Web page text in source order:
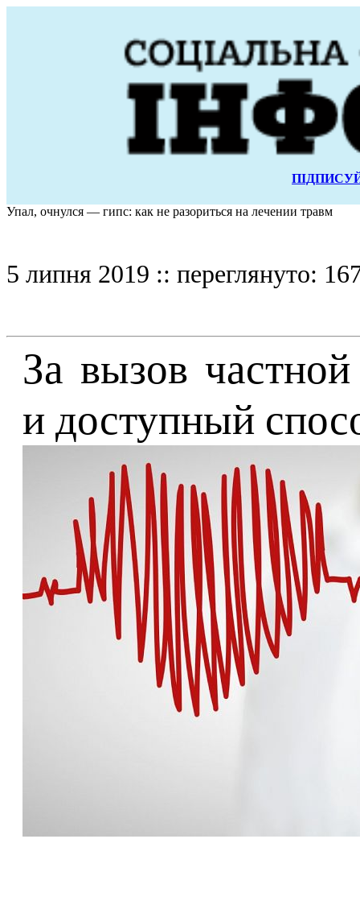
Упал, очнулся — гипс: как не разориться на лечении травм
5 липня 2019 :: переглянуто:
За вызов
и доступный